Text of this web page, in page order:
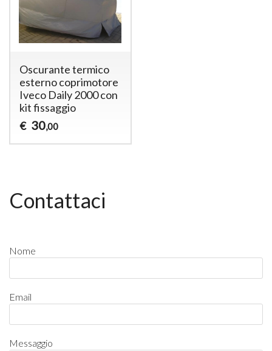
Oscurante termico
esterno coprimotore
Iveco Daily 2000 con
kit fissaggio
€ 30,00
Contattaci
Nome
Email
Messaggio